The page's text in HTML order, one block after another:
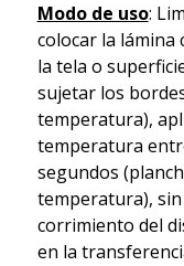
Modo de uso:
colocar la lámina
la tela o
sujetar los
temperatura),
temperatura
segundos
temperatura),
corrimiento del
en la